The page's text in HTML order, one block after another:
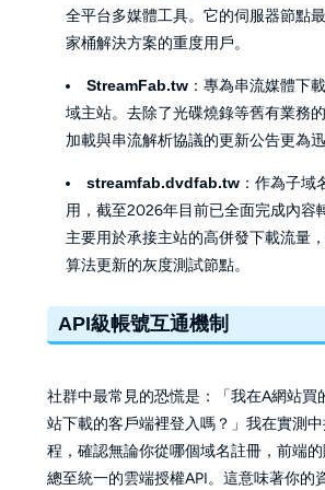
全平台多媒體工具。它的伺服器節點
家桶解決方案的重度用戶。
StreamFab.tw ：專為串流媒體下
域主站。去除了光碟燒錄等舊有業務
加載與串流解析協議的更新公告更為迅
streamfab.dvdfab.tw ：作為子
用，截至2026年目前已全面完成內容
主要用於承接主站的高併發下載流量
算法更新的灰度測試節點。
API級帳號互通機制
社群中最常見的恐慌是：「我在A網站買
站下載的客戶端裡登入嗎？」我在實測
程，確認無論你從哪個域名註冊，前端
總至統一的雲端授權API。這意味著你的